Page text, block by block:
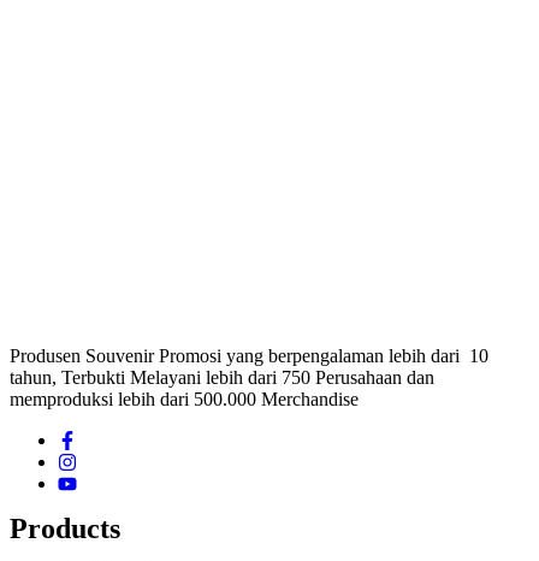
Produsen Souvenir Promosi yang berpengalaman lebih dari 10
tahun, Terbukti Melayani lebih dari 750 Perusahaan dan
memproduksi lebih dari 500.000 Merchandise
Products